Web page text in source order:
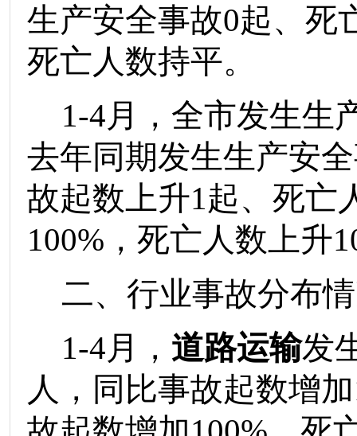
生产安全事故0起、 死
死亡人数持平。
1-4月 ， 全市发生生
去年同期发生生产安
故起数 上升1起、死亡
100% ， 死亡人数 上升
二、行业事故分布
1-4月 ， 道路运输发
人 ， 同比事故起数增加